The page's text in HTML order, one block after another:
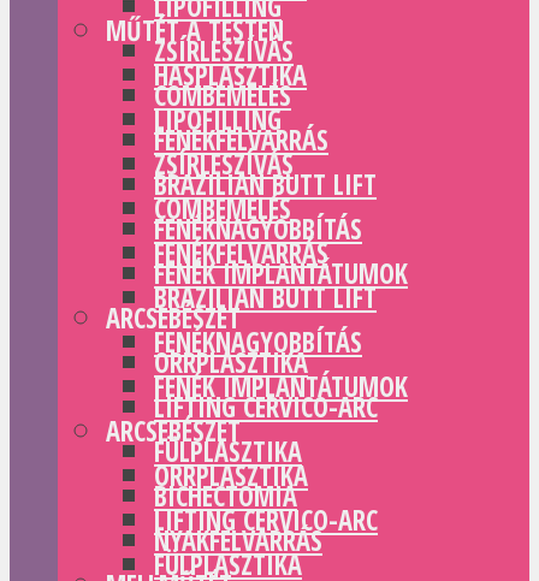
ZSÍRLESZÍVÁS
COMBEMELÉS
FENÉKFELVARRÁS
BRAZILIAN BUTT LIFT
FENÉKNAGYOBBÍTÁS
FENÉK IMPLANTÁTUMOK
ARCSEBÉSZET
ORRPLASZTIKA
LIFTING CERVICO-ARC
FÜLPLASZTIKA
BICHECTOMIA
NYAKFELVARRÁS
MŰTÉT A TESTEN
HASPLASZTIKA
LIPOFILLING
ZSÍRLESZÍVÁS
COMBEMELÉS
FENÉKFELVARRÁS
BRAZILIAN BUTT LIFT
FENÉKNAGYOBBÍTÁS
FENÉK IMPLANTÁTUMOK
ARCSEBÉSZET
ORRPLASZTIKA
LIFTING CERVICO-ARC
FÜLPLASZTIKA